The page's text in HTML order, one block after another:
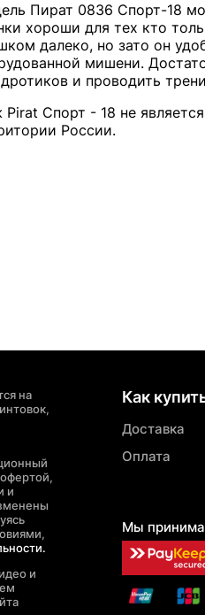
Пират 0836 Спорт-18
хороши для тех кто
далеко, но зато он
мишени.
и проводить
Спорт - 18 не
России.
на
и
и
Как
Доставка
Оплата
Мы